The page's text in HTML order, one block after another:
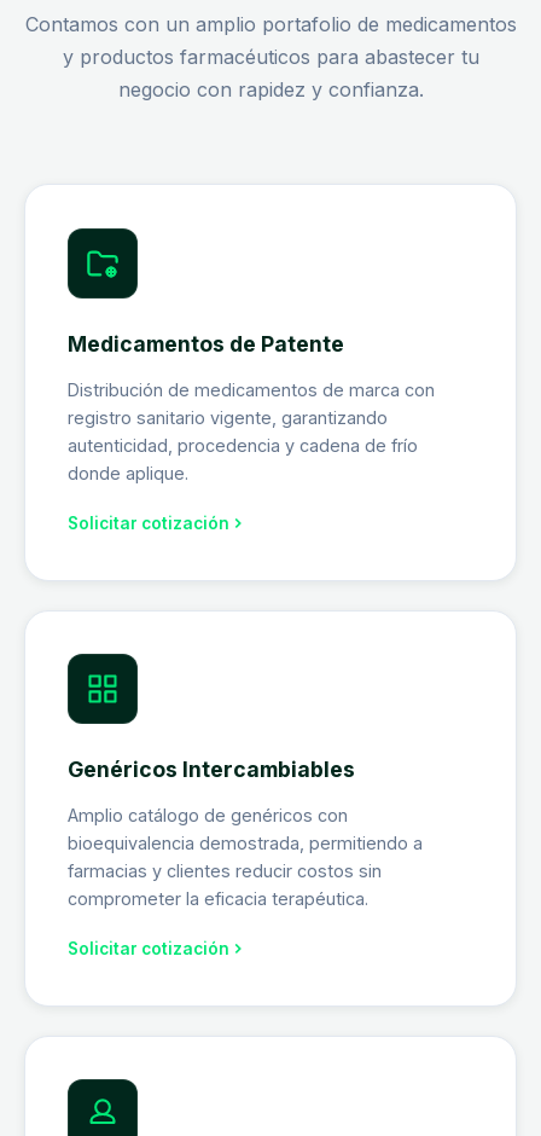
Contamos con un amplio portafolio de medicamentos
y productos farmacéuticos para abastecer tu
negocio con rapidez y confianza.
Medicamentos de Patente
Distribución de medicamentos de marca con
registro sanitario vigente, garantizando
autenticidad, procedencia y cadena de frío
donde aplique.
Solicitar cotización
Genéricos Intercambiables
Amplio catálogo de genéricos con
bioequivalencia demostrada, permitiendo a
farmacias y clientes reducir costos sin
comprometer la eficacia terapéutica.
Solicitar cotización